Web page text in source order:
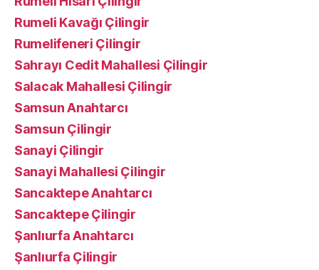
Rumeli Kavağı Çilingir
Rumelifeneri Çilingir
Sahrayı Cedit Mahallesi Çilingir
Salacak Mahallesi Çilingir
Samsun Anahtarcı
Samsun Çilingir
Sanayi Çilingir
Sanayi Mahallesi Çilingir
Sancaktepe Anahtarcı
Sancaktepe Çilingir
Şanlıurfa Anahtarcı
Şanlıurfa Çilingir